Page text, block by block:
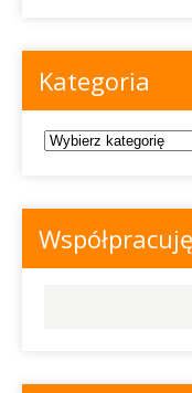
Kategoria
Kategoria
Współpracuję